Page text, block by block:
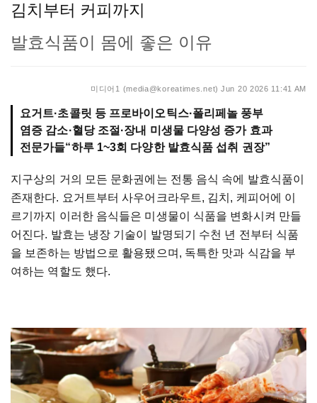
김치부터 커피까지
발효식품이 몸에 좋은 이유
미디어1 (media@koreatimes.net) Jun 20 2026 11:41 AM
요거트·초콜릿 등 프로바이오틱스·폴리페놀 풍부
염증 감소·혈당 조절·장내 미생물 다양성 증가 효과
전문가들“하루 1~3회 다양한 발효식품 섭취 권장”
지구상의 거의 모든 문화권에는 전통 음식 속에 발효식품이
존재한다. 요거트부터 사우어크라우트, 김치, 케피어에 이
르기까지 이러한 음식들은 미생물이 식품을 변화시켜 만들
어진다. 발효는 냉장 기술이 발명되기 수천 년 전부터 식품
을 보존하는 방법으로 활용됐으며, 독특한 맛과 식감을 부
여하는 역할도 했다.